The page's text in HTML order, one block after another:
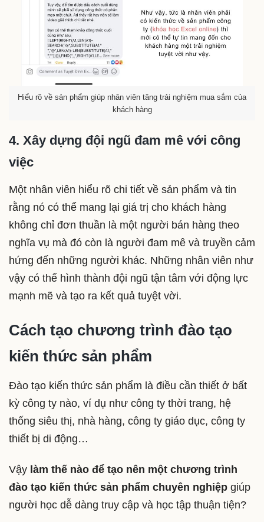
Hiểu rõ về sản phẩm giúp nhân viên tăng trải nghiệm mua sắm của
khách hàng
4. Xây dựng đội ngũ đam mê với công
việc
Một nhân viên hiểu rõ chi tiết về sản phẩm và tin
rằng nó có thể mang lại giá trị cho khách hàng
không chỉ đơn thuần là một người bán hàng theo
nghĩa vụ mà đó còn là người đam mê và truyền cảm
hứng đến những người khác. Những nhân viên như
vậy có thể hình thành đội ngũ tận tâm với động lực
mạnh mẽ và tạo ra kết quả tuyệt vời.
Cách tạo chương trình đào tạo
kiến thức sản phẩm
Đào tạo kiến thức sản phẩm là điều cần thiết ở bất
kỳ công ty nào, ví dụ như công ty thời trang, hệ
thống siêu thị, nhà hàng, công ty giáo dục, công ty
thiết bị di động…
Vậy làm thế nào để tạo nên một chương trình
đào tạo kiến thức sản phẩm chuyên nghiệp giúp
người học dễ dàng truy cập và học tập thuận tiện?